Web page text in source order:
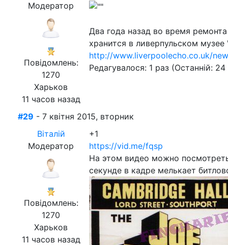
Модератор
Повідомлень:
1270
Харьков
11 часов назад
Два года назад во время
хранится в ливерпульском музее
http://www.liverpoolecho.co.uk/
Редагувалося: 1 раз (Останній:
#29 - 7 квітня 2015, вторник
Віталій
Модератор
Повідомлень:
1270
Харьков
11 часов назад
+1
https://vid.me/fqsp
На этом видео можно
секунде в кадре мелькает